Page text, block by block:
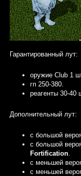
Гарантированный лут:
оружие Club 1
гп 250-380.
реагенты 30-40
Дополнительный лут:
с большой
c большой
Fortification.
с меньшей
с меньшей